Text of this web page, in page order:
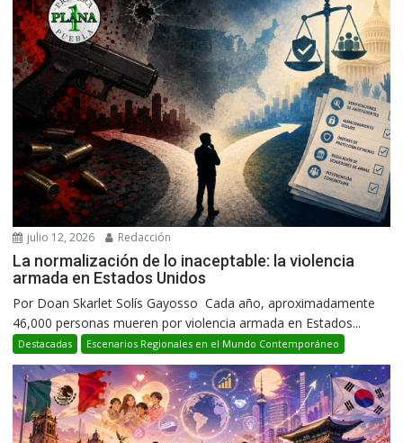
julio 12, 2026 Redacción
La normalización de lo inaceptable: la violencia
armada en Estados Unidos
Por Doan Skarlet Solís Gayosso Cada año, aproximadamente
46,000 personas mueren por violencia armada en Estados...
Destacadas Escenarios Regionales en el Mundo Contemporáneo